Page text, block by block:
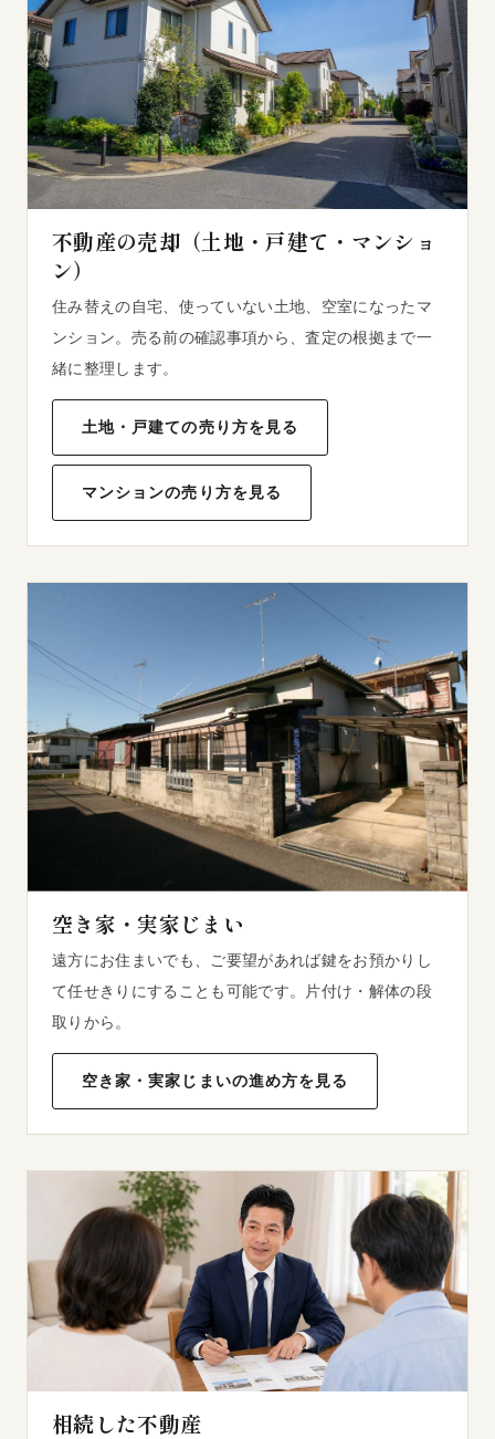
不動産の売却（土地・戸建て・マンショ
ン）
住み替えの自宅、使っていない土地、空室になったマ
ンション。売る前の確認事項から、査定の根拠まで一
緒に整理します。
土地・戸建ての売り方を見る
マンションの売り方を見る
空き家・実家じまい
遠方にお住まいでも、ご要望があれば鍵をお預かりし
て任せきりにすることも可能です。片付け・解体の段
取りから。
空き家・実家じまいの進め方を見る
相続した不動産